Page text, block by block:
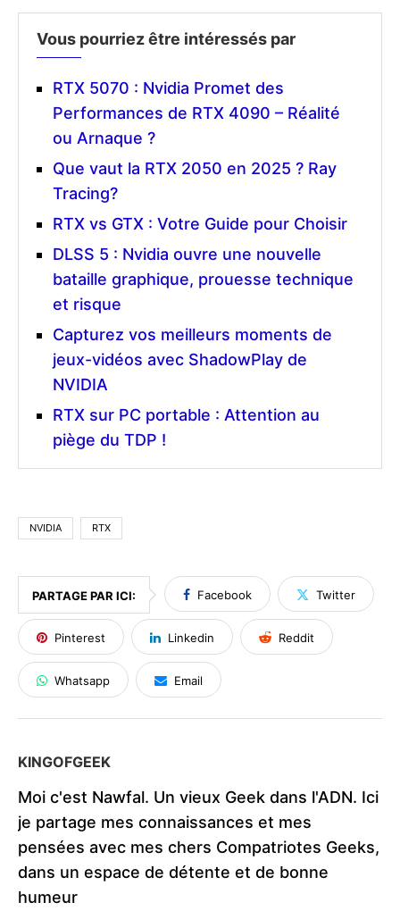
Vous pourriez être intéressés par
RTX 5070 : Nvidia Promet des
Performances de RTX 4090 – Réalité
ou Arnaque ?
Que vaut la RTX 2050 en 2025 ? Ray
Tracing?
RTX vs GTX : Votre Guide pour Choisir
DLSS 5 : Nvidia ouvre une nouvelle
bataille graphique, prouesse technique
et risque
Capturez vos meilleurs moments de
jeux-vidéos avec ShadowPlay de
NVIDIA
RTX sur PC portable : Attention au
piège du TDP !
NVIDIA RTX
PARTAGE PAR ICI: Facebook Twitter
Pinterest Linkedin Reddit
Whatsapp Email
KINGOFGEEK
Moi c'est Nawfal. Un vieux Geek dans l'ADN. Ici
je partage mes connaissances et mes
pensées avec mes chers Compatriotes Geeks,
dans un espace de détente et de bonne
humeur